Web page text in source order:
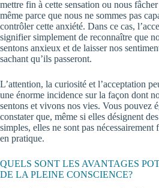
mettre fin à cette sensation ou nous
même parce que nous ne sommes pas
contrôler cette anxiété. Dans ce cas,
signifier simplement de reconnaître que
sentons anxieux et de laisser nos
sachant qu’ils passeront.
L’attention, la curiosité et l’acceptation
une énorme incidence sur la façon dont
sentons et vivons nos vies. Vous pouvez
constater que, même si elles désignent
simples, elles ne sont pas nécessairement
en pratique.
QUELS SONT LES AVANTAGES
DE LA PLEINE CONSCIENCE?